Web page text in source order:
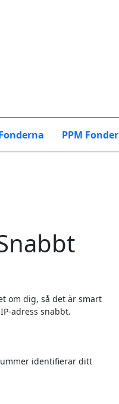
PPM Fonder
adress snabbt.
identifierar ditt